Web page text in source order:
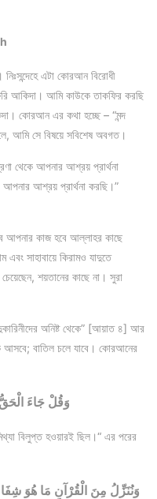
এটা কোরআন বিরোধী
আকিদা। আমি কাউকে তাকফির করছি
কোরআন এর কথা হচ্ছে – “মন্দ
আমি সে বিষয়ে সবিশেষ অবগত।
থেকে আপনার আশ্রয় প্রার্থনা
আশ্রয় প্রার্থনা করছি।”
আপনার কাজ হবে আল্লাহর কাছে
সাহাবায়ে কিরামও যাদুতে
শয়তানের কাছে না। সুরা
অনিষ্ট থেকে” [আয়াত ৪] আর
বাতিল চলে যাবে। কোরআনের
وَقُلْ جَاءَ
বিলুপ্ত হওয়ারই ছিল।“ এর পরের
وَنُنَزِّلُ مِنَ الْقُرْآنِ مَا هُوَ